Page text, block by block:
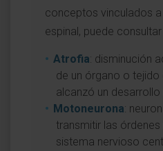
conceptos vinculados
espinal, puede
Atrofia: disminución
de un órgano o
alcanzó un desarrollo
Motoneurona:
transmitir las
sistema nervioso